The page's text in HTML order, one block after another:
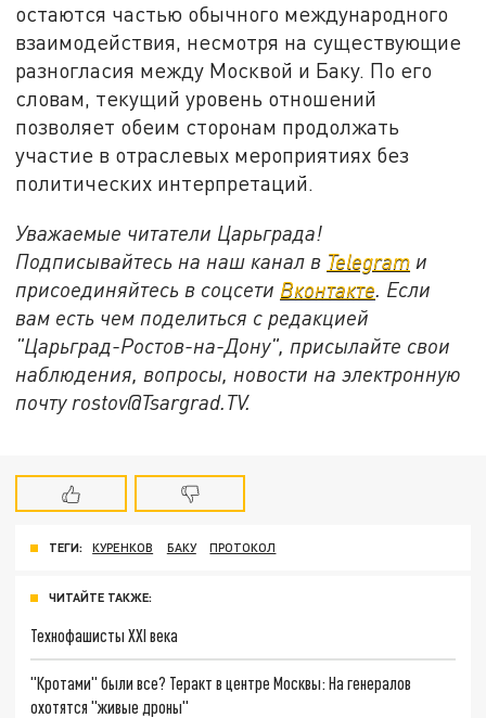
остаются частью обычного международного
взаимодействия, несмотря на существующие
разногласия между Москвой и Баку. По его
словам, текущий уровень отношений
позволяет обеим сторонам продолжать
участие в отраслевых мероприятиях без
политических интерпретаций.
Уважаемые читатели Царьграда!
Подписывайтесь на наш канал в Telegram и
присоединяйтесь в соцсети Вконтакте. Если
вам есть чем поделиться с редакцией
"Царьград-Ростов-на-Дону", присылайте свои
наблюдения, вопросы, новости на электронную
почту rostov@Tsargrad.ТV.
ТЕГИ: КУРЕНКОВ БАКУ ПРОТОКОЛ
ЧИТАЙТЕ ТАКЖЕ:
Технофашисты XXI века
"Кротами" были все? Теракт в центре Москвы: На генералов
охотятся "живые дроны"